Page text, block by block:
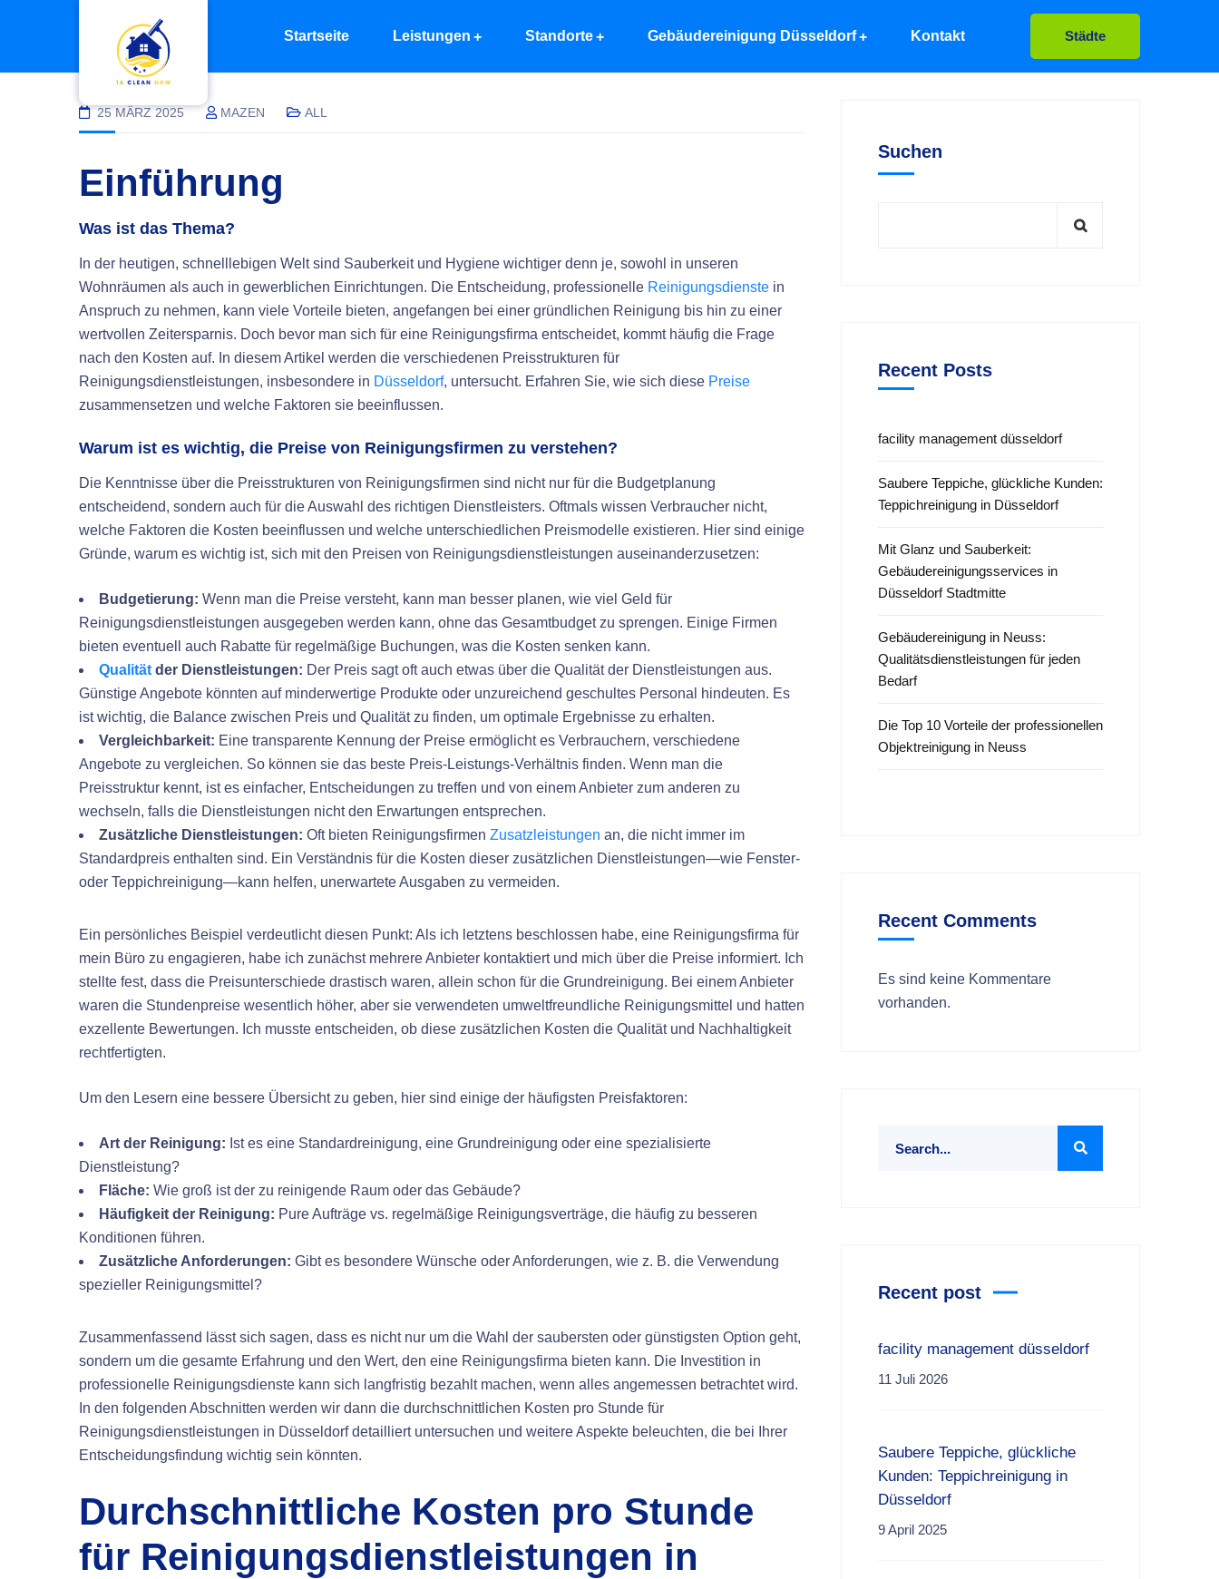
Startseite Leistungen Standorte Gebäudereinigung Düsseldorf Kontakt Städte
25 MÄRZ 2025 MAZEN ALL
Einführung
Was ist das Thema?
In der heutigen, schnelllebigen Welt sind Sauberkeit und Hygiene wichtiger denn je, sowohl in unseren
Wohnräumen als auch in gewerblichen Einrichtungen. Die Entscheidung, professionelle Reinigungsdienste in
Anspruch zu nehmen, kann viele Vorteile bieten, angefangen bei einer gründlichen Reinigung bis hin zu einer
wertvollen Zeitersparnis. Doch bevor man sich für eine Reinigungsfirma entscheidet, kommt häufig die Frage
nach den Kosten auf. In diesem Artikel werden die verschiedenen Preisstrukturen für
Reinigungsdienstleistungen, insbesondere in Düsseldorf, untersucht. Erfahren Sie, wie sich diese Preise
zusammensetzen und welche Faktoren sie beeinflussen.
Warum ist es wichtig, die Preise von Reinigungsfirmen zu verstehen?
Die Kenntnisse über die Preisstrukturen von Reinigungsfirmen sind nicht nur für die Budgetplanung
entscheidend, sondern auch für die Auswahl des richtigen Dienstleisters. Oftmals wissen Verbraucher nicht,
welche Faktoren die Kosten beeinflussen und welche unterschiedlichen Preismodelle existieren. Hier sind einige
Gründe, warum es wichtig ist, sich mit den Preisen von Reinigungsdienstleistungen auseinanderzusetzen:
Budgetierung: Wenn man die Preise versteht, kann man besser planen, wie viel Geld für
Reinigungsdienstleistungen ausgegeben werden kann, ohne das Gesamtbudget zu sprengen. Einige Firmen
bieten eventuell auch Rabatte für regelmäßige Buchungen, was die Kosten senken kann.
Qualität der Dienstleistungen: Der Preis sagt oft auch etwas über die Qualität der Dienstleistungen aus.
Günstige Angebote könnten auf minderwertige Produkte oder unzureichend geschultes Personal hindeuten. Es
ist wichtig, die Balance zwischen Preis und Qualität zu finden, um optimale Ergebnisse zu erhalten.
Vergleichbarkeit: Eine transparente Kennung der Preise ermöglicht es Verbrauchern, verschiedene
Angebote zu vergleichen. So können sie das beste Preis-Leistungs-Verhältnis finden. Wenn man die
Preisstruktur kennt, ist es einfacher, Entscheidungen zu treffen und von einem Anbieter zum anderen zu
wechseln, falls die Dienstleistungen nicht den Erwartungen entsprechen.
Zusätzliche Dienstleistungen: Oft bieten Reinigungsfirmen Zusatzleistungen an, die nicht immer im
Standardpreis enthalten sind. Ein Verständnis für die Kosten dieser zusätzlichen Dienstleistungen—wie Fenster-
oder Teppichreinigung—kann helfen, unerwartete Ausgaben zu vermeiden.
Ein persönliches Beispiel verdeutlicht diesen Punkt: Als ich letztens beschlossen habe, eine Reinigungsfirma für
mein Büro zu engagieren, habe ich zunächst mehrere Anbieter kontaktiert und mich über die Preise informiert. Ich
stellte fest, dass die Preisunterschiede drastisch waren, allein schon für die Grundreinigung. Bei einem Anbieter
waren die Stundenpreise wesentlich höher, aber sie verwendeten umweltfreundliche Reinigungsmittel und hatten
exzellente Bewertungen. Ich musste entscheiden, ob diese zusätzlichen Kosten die Qualität und Nachhaltigkeit
rechtfertigten.
Um den Lesern eine bessere Übersicht zu geben, hier sind einige der häufigsten Preisfaktoren:
Art der Reinigung: Ist es eine Standardreinigung, eine Grundreinigung oder eine spezialisierte
Dienstleistung?
Fläche: Wie groß ist der zu reinigende Raum oder das Gebäude?
Häufigkeit der Reinigung: Pure Aufträge vs. regelmäßige Reinigungsverträge, die häufig zu besseren
Konditionen führen.
Zusätzliche Anforderungen: Gibt es besondere Wünsche oder Anforderungen, wie z. B. die Verwendung
spezieller Reinigungsmittel?
Zusammenfassend lässt sich sagen, dass es nicht nur um die Wahl der saubersten oder günstigsten Option geht,
sondern um die gesamte Erfahrung und den Wert, den eine Reinigungsfirma bieten kann. Die Investition in
professionelle Reinigungsdienste kann sich langfristig bezahlt machen, wenn alles angemessen betrachtet wird.
In den folgenden Abschnitten werden wir dann die durchschnittlichen Kosten pro Stunde für
Reinigungsdienstleistungen in Düsseldorf detailliert untersuchen und weitere Aspekte beleuchten, die bei Ihrer
Entscheidungsfindung wichtig sein könnten.
Durchschnittliche Kosten pro Stunde
für Reinigungsdienstleistungen in
Suchen
Recent Posts
facility management düsseldorf
Saubere Teppiche, glückliche Kunden:
Teppichreinigung in Düsseldorf
Mit Glanz und Sauberkeit:
Gebäudereinigungsservices in
Düsseldorf Stadtmitte
Gebäudereinigung in Neuss:
Qualitätsdienstleistungen für jeden
Bedarf
Die Top 10 Vorteile der professionellen
Objektreinigung in Neuss
Recent Comments
Es sind keine Kommentare
vorhanden.
Recent post
facility management düsseldorf
11 Juli 2026
Saubere Teppiche, glückliche
Kunden: Teppichreinigung in
Düsseldorf
9 April 2025